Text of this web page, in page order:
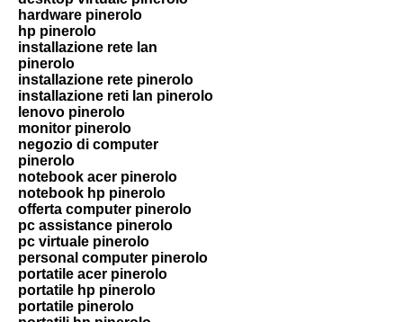
hardware pinerolo
hp pinerolo
installazione rete lan
pinerolo
installazione rete pinerolo
installazione reti lan pinerolo
lenovo pinerolo
monitor pinerolo
negozio di computer
pinerolo
notebook acer pinerolo
notebook hp pinerolo
offerta computer pinerolo
pc assistance pinerolo
pc virtuale pinerolo
personal computer pinerolo
portatile acer pinerolo
portatile hp pinerolo
portatile pinerolo